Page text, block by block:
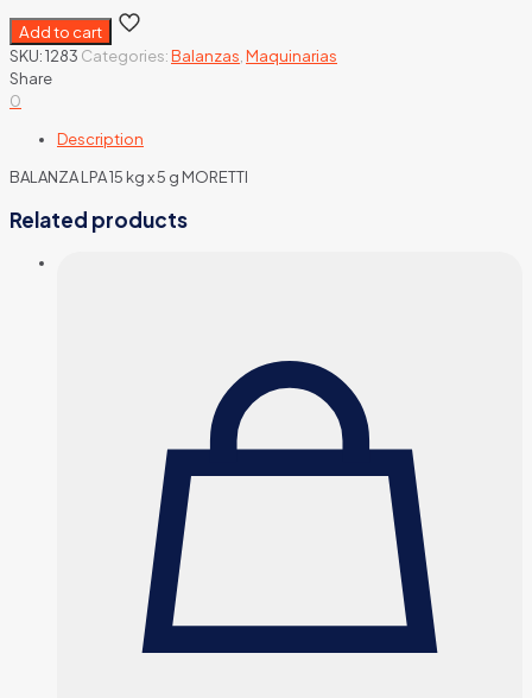
Add to cart
SKU:1283 Categories:Balanzas Maquinarias
Share
0
Description
BALANZA LPA 15 kg x 5 g MORETTI
Related products